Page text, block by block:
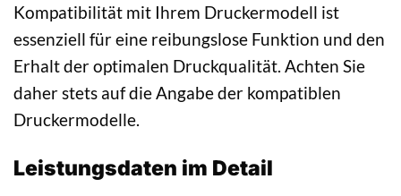
Kompatibilität mit Ihrem Druckermodell ist
essenziell für eine reibungslose Funktion und den
Erhalt der optimalen Druckqualität. Achten Sie
daher stets auf die Angabe der kompatiblen
Druckermodelle.
Leistungsdaten im Detail